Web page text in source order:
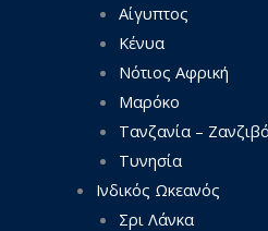
Αίγυπτος
Κένυα
Νότιος Αφρική
Μαρόκο
Τανζανία –
Τυνησία
Ινδικός Ωκεανός
Σρι Λάνκα